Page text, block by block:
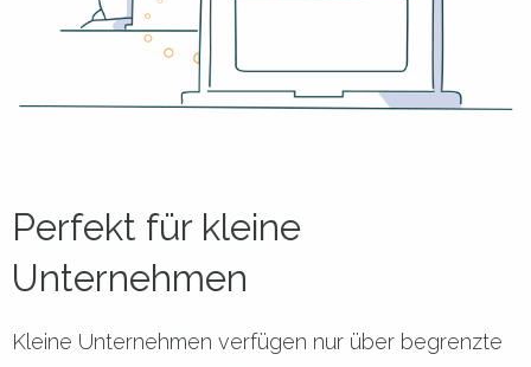
Perfekt für kleine
Unternehmen
Kleine Unternehmen verfügen nur über begrenzte